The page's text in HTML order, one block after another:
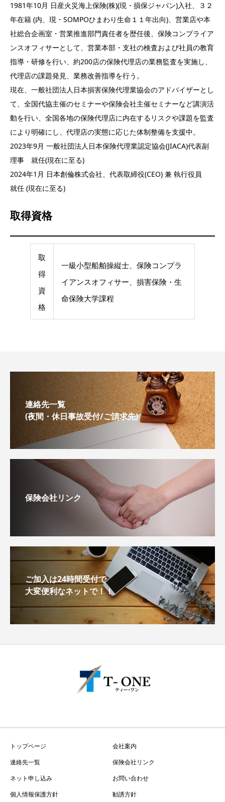
1981年10月 日産火災海上保険(株)(現・損保ジャパン)入社、３２
年在籍 (内、現・SOMPOひまわり生命１１年出向)、営業店や本
社総合企画室・営業推進部門責任者を歴任後、保険コンプライア
ンスオフィサーとして、営業本部・支社の検査および社員の教育
指導・研修を行い、約200店の保険代理店の業務監査を実施し、
代理店の課題発見、業務改善指導を行う。
現在、一般社団法人日本損害保険代理業協会のアドバイザーとし
て、全国代協主催のセミナーや保険会社主催セミナーなど講演活
動を行い、全国各地の保険代理店に内在するリスクや課題を監査
により明確にし、代理店の実態に応じた体制整備を支援中。
2023年9月 一般社団法人日本保険代理業認定協会(JIACA)代表副
理事 就任(現在に至る)
2024年1月 日本創倫株式会社、代表取締役(CEO) 兼 執行役員
就任 (現在に至る)
取得資格
取
得
資
格
一級小型船舶操縦士、保険コンプラ
イアンスオフィサー、損害保険・生
命保険大学課程
連絡先一覧
(夜間・休日事故受付/ご請求先)
保険会社リンク
ご加入は24時間受付で
大変便利なネットで！！
トップページ
会社案内
連絡先一覧
保険会社リンク
ネット申し込み
お問い合わせ
個人情報保護方針
勧誘方針